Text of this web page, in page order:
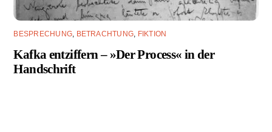
BESPRECHUNG BETRACHTUNG FIKTION
Kafka entziffern – »Der Process« in der
Handschrift